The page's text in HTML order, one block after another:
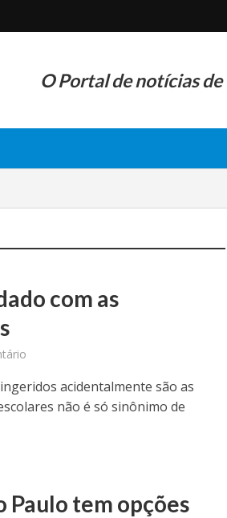
O Portal de notícias de
com as
acidentalmente são as
não é só sinônimo de
Paulo tem opções